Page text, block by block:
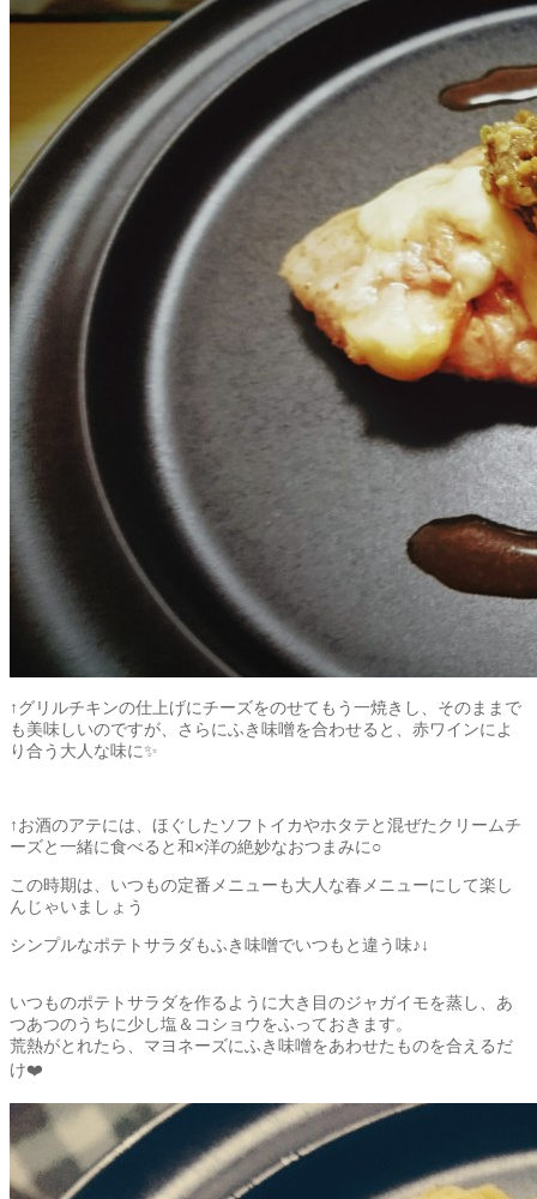
↑グリルチキンの仕上げにチーズをのせてもう一焼きし、そのままで
も美味しいのですが、さらにふき味噌を合わせると、赤ワインによ
り合う大人な味に✨
↑お酒のアテには、ほぐしたソフトイカやホタテと混ぜたクリームチ
ーズと一緒に食べると和×洋の絶妙なおつまみに○
この時期は、いつもの定番メニューも大人な春メニューにして楽し
んじゃいましょう
シンプルなポテトサラダもふき味噌でいつもと違う味♪↓
いつものポテトサラダを作るように大き目のジャガイモを蒸し、あ
つあつのうちに少し塩＆コショウをふっておきます。
荒熱がとれたら、マヨネーズにふき味噌をあわせたものを合えるだ
け❤️